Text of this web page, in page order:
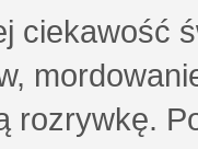
ciekawość
rozrywkę.